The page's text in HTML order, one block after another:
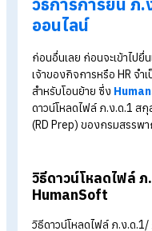
ภ.ง.ด.1ก คืออะไร?
ภ.ง.ด.1ก คือ แบบสรุป
จ่ายเงินเดือนและเงิน
จ่ายเงินใครไปเท่าไหร่
ต้องยื่นเมื่อไหร่ :
พนักงาน "ทุกคน"
เสียภาษีหรือไม่ก็ตาม